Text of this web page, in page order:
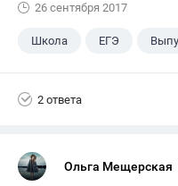
26 сентября 2017
Школа ЕГЭ
2 ответа
Ольга Мещерская